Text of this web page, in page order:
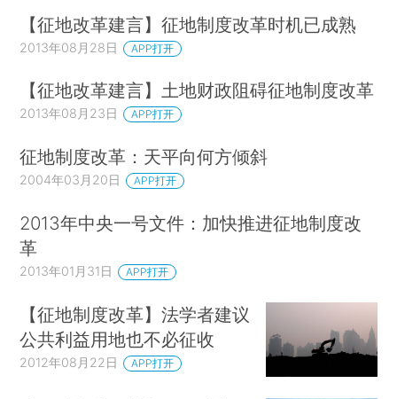
【征地改革建言】征地制度改革时机已成熟
2013年08月28日 APP打开
【征地改革建言】土地财政阻碍征地制度改革
2013年08月23日 APP打开
征地制度改革：天平向何方倾斜
2004年03月20日 APP打开
2013年中央一号文件：加快推进征地制度改
革
2013年01月31日 APP打开
【征地制度改革】法学者建议
公共利益用地也不必征收
2012年08月22日 APP打开